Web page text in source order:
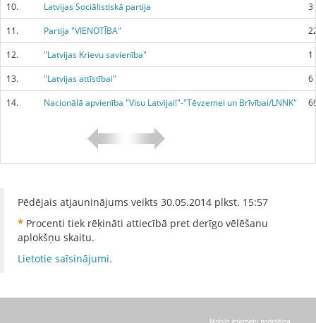
10.
Latvijas Sociālistiskā partija
3
11.
Partija "VIENOTĪBA"
12.
"Latvijas Krievu savienība"
1
13.
"Latvijas attīstībai"
6
14.
Nacionālā apvienība "Visu Latvijai!"-"Tēvzemei un Brīvībai/LNNK"
Pēdējais atjauninājums veikts 30.05.2014 plkst. 15:57
* Procenti tiek rēķināti attiecībā pret derīgo vēlēšanu
aplokšņu skaitu.
Lietotie saīsinājumi.